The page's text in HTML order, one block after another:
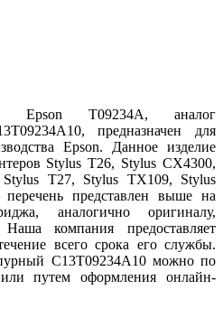
Epson T09234A, аналог
предназначен для
Epson. Данное изделие
Stylus T26, Stylus CX4300,
T27, Stylus TX109, Stylus
представлен выше на
аналогично оригиналу,
компания предоставляет
всего срока его службы.
C13T09234A10 можно по
путем оформления онлайн-